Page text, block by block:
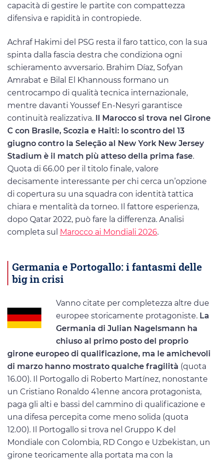
capacità di gestire le partite con compattezza
difensiva e rapidità in contropiede.
Achraf Hakimi del PSG resta il faro tattico, con la sua
spinta dalla fascia destra che condiziona ogni
schieramento avversario. Brahim Díaz, Sofyan
Amrabat e Bilal El Khannouss formano un
centrocampo di qualità tecnica internazionale,
mentre davanti Youssef En-Nesyri garantisce
continuità realizzativa. Il Marocco si trova nel Girone
C con Brasile, Scozia e Haiti: lo scontro del 13
giugno contro la Seleção al New York New Jersey
Stadium è il match più atteso della prima fase.
Quota di 66.00 per il titolo finale, valore
decisamente interessante per chi cerca un’opzione
di copertura su una squadra con identità tattica
chiara e mentalità da torneo. Il fattore esperienza,
dopo Qatar 2022, può fare la differenza. Analisi
completa sul Marocco ai Mondiali 2026.
Germania e Portogallo: i fantasmi delle
big in crisi
Vanno citate per completezza altre due
europee storicamente protagoniste. La
Germania di Julian Nagelsmann ha
chiuso al primo posto del proprio
girone europeo di qualificazione, ma le amichevoli
di marzo hanno mostrato qualche fragilità (quota
16.00). Il Portogallo di Roberto Martínez, nonostante
un Cristiano Ronaldo 41enne ancora protagonista,
paga gli alti e bassi del cammino di qualificazione e
una difesa percepita come meno solida (quota
12.00). Il Portogallo si trova nel Gruppo K del
Mondiale con Colombia, RD Congo e Uzbekistan, un
girone teoricamente alla portata ma con la